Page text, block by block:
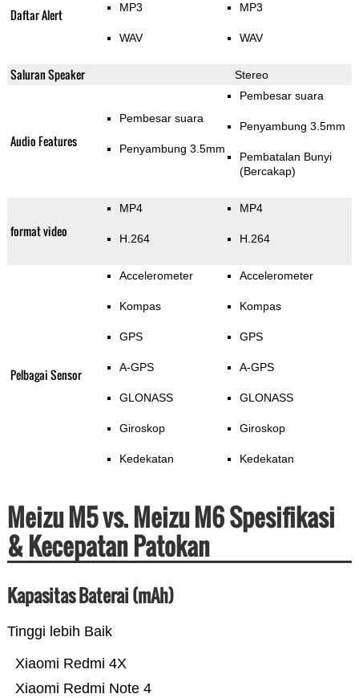
Daftar Alert MP3
WAV
MP3
WAV
Saluran Speaker Stereo
Audio Features
Pembesar suara
Penyambung 3.5mm
Pembesar suara
Penyambung 3.5mm
Pembatalan Bunyi
(Bercakap)
format video
MP4
H.264
MP4
H.264
Pelbagai Sensor
Accelerometer
Kompas
GPS
A-GPS
GLONASS
Giroskop
Kedekatan
Accelerometer
Kompas
GPS
A-GPS
GLONASS
Giroskop
Kedekatan
Meizu M5 vs. Meizu M6 Spesifikasi
& Kecepatan Patokan
Kapasitas Baterai (mAh)
Tinggi lebih Baik
Xiaomi Redmi Note 4
Xiaomi Redmi 4X